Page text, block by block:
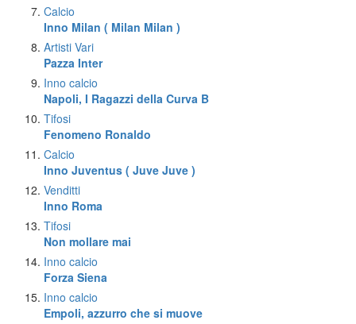
Calcio
Inno Milan ( Milan Milan )
Artisti Vari
Pazza Inter
Inno calcio
Napoli, I Ragazzi della Curva B
Tifosi
Fenomeno Ronaldo
Calcio
Inno Juventus ( Juve Juve )
Venditti
Inno Roma
Tifosi
Non mollare mai
Inno calcio
Forza Siena
Inno calcio
Empoli, azzurro che si muove